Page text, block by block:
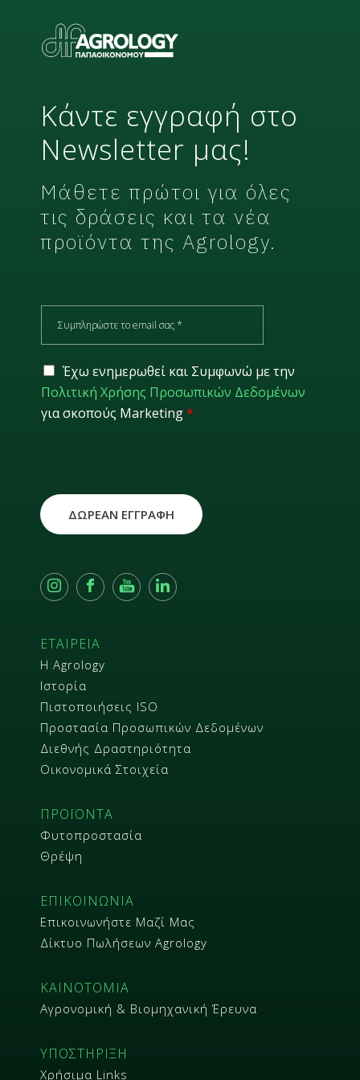
Κάντε εγγραφή στο
Newsletter μας!
Μάθετε πρώτοι για όλες
τις δράσεις και τα νέα
προϊόντα της Agrology.
ΕΤΑΙΡΕΙΑ
Η Agrology
Ιστορία
Πιστοποιήσεις ISO
Προστασία Προσωπικών Δεδομένων
Διεθνής Δραστηριότητα
Οικονομικά Στοιχεία
ΠΡΟΪΟΝΤΑ
Φυτοπροστασία
Θρέψη
ΕΠΙΚΟΙΝΩΝΙΑ
Επικοινωνήστε Μαζί Μας
Δίκτυο Πωλήσεων Agrology
ΚΑΙΝΟΤΟΜΙΑ
Αγρονομική & Βιομηχανική Έρευνα
ΥΠΟΣΤΗΡΙΞΗ
Χρήσιμα Links
a
l
*
G
D
P
R
Έχω ενημερωθεί και Συμφωνώ με την
Πολιτική Χρήσης Προσωπικών Δεδομένων
για σκοπούς Marketing*
ΔΩΡΕΑΝ ΕΓΓΡΑΦΗ